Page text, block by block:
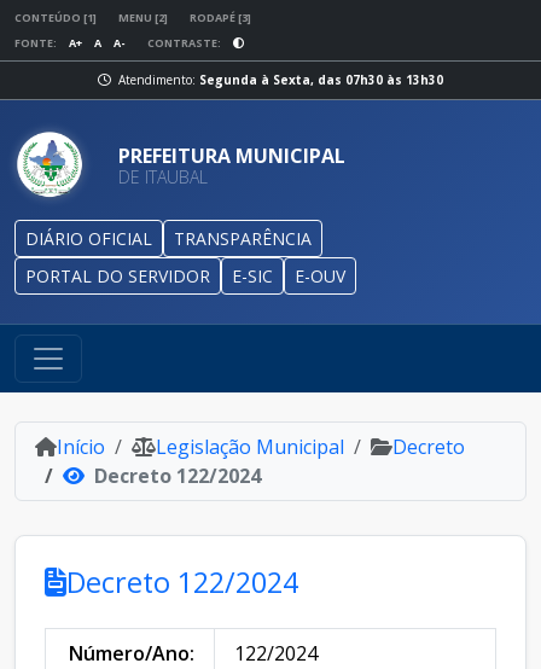
CONTEÚDO [1] MENU [2]
RODAPÉ [3]
FONTE:
A+ A A- CONTRASTE:
Atendimento: Segunda à Sexta, das 07h30 às 13h30
PREFEITURA MUNICIPAL
DE ITAUBAL
DIÁRIO OFICIAL
TRANSPARÊNCIA
PORTAL DO SERVIDOR
E-SIC E-OUV
Início Legislação Municipal
Decreto
Decreto 122/2024
Decreto 122/2024
Número/Ano:
122/2024